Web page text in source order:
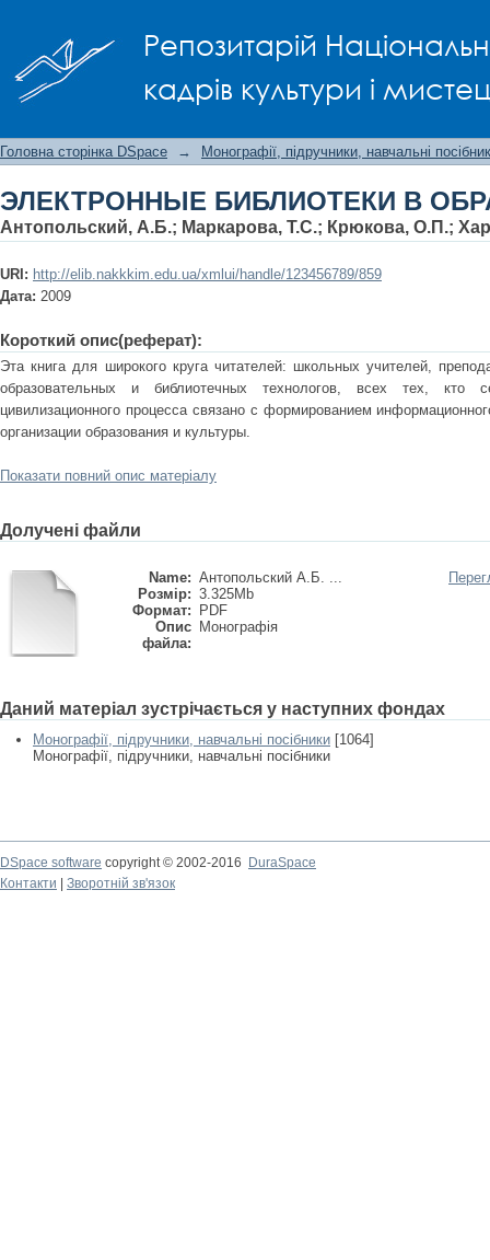
Репозитарій
кадрів культури і
Головна сторінка DSpace → Монографії, підручники, навчальні
ЭЛЕКТРОННЫЕ БИБЛИОТЕКИ В
Антопольский, А.Б.; Маркарова, Т.С.; Крюкова, О.П.;
URI: http://elib.nakkkim.edu.ua/xmlui/handle/123456789/859
Дата: 2009
Короткий опис(реферат):
Эта книга для широкого круга читателей: школьных учителей,
образовательных и библиотечных технологов, всех тех, кто
цивилизационного процесса связано с формированием
организации образования и культуры.
Показати повний опис матеріалу
Долучені файли
Name: Антопольский А.Б. ...
Розмір: 3.325Mb
Формат:
PDF
Опис
файла:
Монографія
Даний матеріал зустрічається у наступних фондах
Монографії, підручники, навчальні посібники [1064]
Монографії, підручники, навчальні посібники
DSpace software copyright © 2002-2016
DuraSpace
Контакти
Зворотній зв'язок